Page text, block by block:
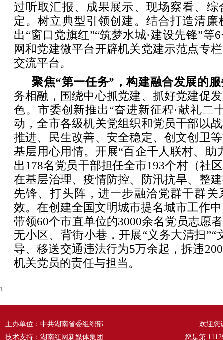
过听取汇报、成果展示、现场察看、综
定。树立典型引领创建。结合打造清廉
出“窗口党旗红”“筑梦水城·建设先锋”等
网和党建微平台开辟机关党建示范点专
交流平台。
聚焦“第一任务”，构建融合发展的
务相融，围绕中心抓党建、抓好党建促
色。市委创新推出“奋进新征程·献礼二
动，全市各级机关党组织和党员干部以
推进、民生改善、安全稳定、创文创卫
基层用心用情。开展“百企千人联村、助
出178名党员干部担任全市193个村（社
在基层治理、疫情防控、防汛抗旱、整
先锋、打头阵，进一步融洽党群干群关
效。在创建全国文明城市提名城市工作
带领60个市直单位的3000余名党员志愿
无小区、背街小巷，开展“义务大清扫”“
导、移送交通违法行为5万余起，拆违
机关党员的责任与担当。
1
主办单位：中共湖南省委组织部
技术支持：湖南红网新媒体集团
欢迎您
您是第